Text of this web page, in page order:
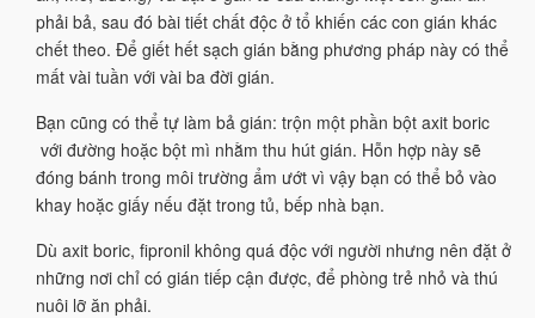
phải bả, sau đó bài tiết chất độc ở tổ khiến các con gián khác
chết theo. Để giết hết sạch gián bằng phương pháp này có thể
mất vài tuần với vài ba đời gián.
Bạn cũng có thể tự làm bả gián: trộn một phần bột axit boric
với đường hoặc bột mì nhằm thu hút gián. Hỗn hợp này sẽ
đóng bánh trong môi trường ẩm ướt vì vậy bạn có thể bỏ vào
khay hoặc giấy nếu đặt trong tủ, bếp nhà bạn.
Dù axit boric, fipronil không quá độc với người nhưng nên đặt ở
những nơi chỉ có gián tiếp cận được, để phòng trẻ nhỏ và thú
nuôi lỡ ăn phải.